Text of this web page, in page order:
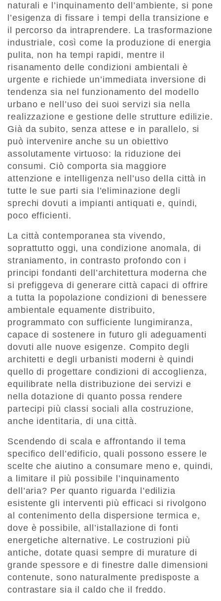
naturali e l’inquinamento dell’ambiente, si pone
l’esigenza di fissare i tempi della transizione e
il percorso da intraprendere. La trasformazione
industriale, così come la produzione di energia
pulita, non ha tempi rapidi, mentre il
risanamento delle condizioni ambientali è
urgente e richiede un’immediata inversione di
tendenza sia nel funzionamento del modello
urbano e nell’uso dei suoi servizi sia nella
realizzazione e gestione delle strutture edilizie.
Già da subito, senza attese e in parallelo, si
può intervenire anche su un obiettivo
assolutamente virtuoso: la riduzione dei
consumi. Ciò comporta sia maggiore
attenzione e intelligenza nell’uso della città in
tutte le sue parti sia l’eliminazione degli
sprechi dovuti a impianti antiquati e, quindi,
poco efficienti.
La città contemporanea sta vivendo,
soprattutto oggi, una condizione anomala, di
straniamento, in contrasto profondo con i
principi fondanti dell’architettura moderna che
si prefiggeva di generare città capaci di offrire
a tutta la popolazione condizioni di benessere
ambientale equamente distribuito,
programmato con sufficiente lungimiranza,
capace di sostenere in futuro gli adeguamenti
dovuti alle nuove esigenze. Compito degli
architetti e degli urbanisti moderni è quindi
quello di progettare condizioni di accoglienza,
equilibrate nella distribuzione dei servizi e
nella dotazione di quanto possa rendere
partecipi più classi sociali alla costruzione,
anche identitaria, di una città.
Scendendo di scala e affrontando il tema
specifico dell’edificio, quali possono essere le
scelte che aiutino a consumare meno e, quindi,
a limitare il più possibile l’inquinamento
dell’aria? Per quanto riguarda l’edilizia
esistente gli interventi più efficaci si rivolgono
al contenimento della dispersione termica e,
dove è possibile, all’istallazione di fonti
energetiche alternative. Le costruzioni più
antiche, dotate quasi sempre di murature di
grande spessore e di finestre dalle dimensioni
contenute, sono naturalmente predisposte a
contrastare sia il caldo che il freddo.